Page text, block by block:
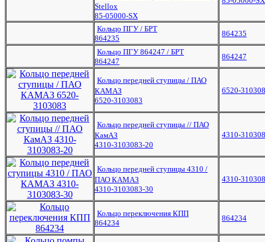
Stellox
85-05000-SX
Кольцо ПГУ / БРТ
864235
864235
Кольцо ПГУ 864247 / БРТ
864247
864247
Кольцо передней ступицы / ПАО
КАМАЗ
6520-3103083
6520-
Кольцо передней ступицы // ПАО
КамАЗ
4310-3103083-20
4310-
Кольцо передней ступицы 4310 /
ПАО КАМАЗ
4310-3103083-30
4310-
Кольцо переключения КПП
864234
864234